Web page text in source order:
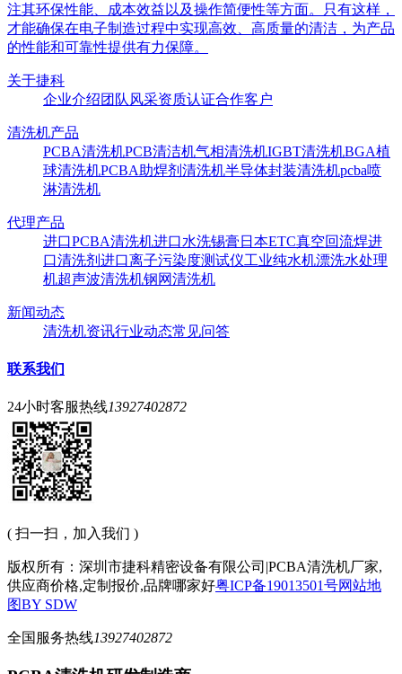
注其环保性能、成本效益以及操作简便性等方面。只有这样，
才能确保在电子制造过程中实现高效、高质量的清洁，为产品
的性能和可靠性提供有力保障。
关于捷科
企业介绍团队风采资质认证合作客户
清洗机产品
PCBA清洗机PCB清洁机气相清洗机IGBT清洗机BGA植
球清洗机PCBA助焊剂清洗机半导体封装清洗机pcba喷
淋清洗机
代理产品
进口PCBA清洗机进口水洗锡膏 日本ETC真空回流焊进
口清洗剂 进口离子污染度测试仪工业纯水机漂洗水处理
机超声波清洗机钢网清洗机
新闻动态
清洗机资讯行业动态常见问答
联系我们
24小时客服热线13927402872
( 扫一扫，加入我们 )
版权所有：深圳市捷科精密设备有限公司|PCBA清洗机厂家,
供应商价格,定制报价,品牌哪家好粤ICP备19013501号网站地
图BY SDW
全国服务热线13927402872